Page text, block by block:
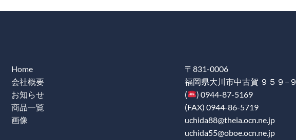
Home
会社概要
お知らせ
商品一覧
画像
〒831-0006
福岡県大川市中古賀 ９５９−９
(
) 0944-87-5169
(FAX) 0944-86-5719
uchida88@theia.ocn.ne.jp
uchida55@oboe.ocn.ne.jp